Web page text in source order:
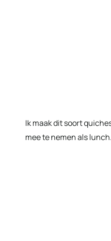
Ik maak dit soort
mee te nemen als lunch.